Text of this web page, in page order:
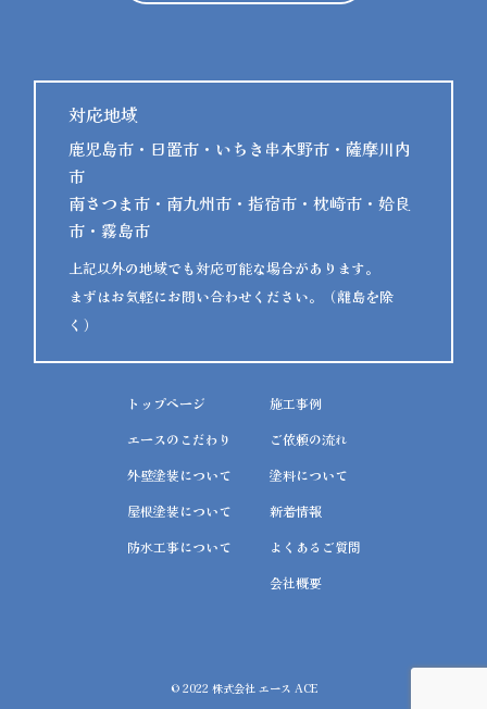
対応地域
鹿児島市・日置市・いちき串木野市・薩摩川内
市
南さつま市・南九州市・指宿市・枕崎市・姶良
市・霧島市
上記以外の地域でも対応可能な場合があります。
まずはお気軽にお問い合わせください。（離島を除
く）
トップページ
エースのこだわり
外壁塗装について
屋根塗装について
防水工事について
施工事例
ご依頼の流れ
塗料について
新着情報
よくあるご質問
会社概要
© 2022 株式会社 エース ACE